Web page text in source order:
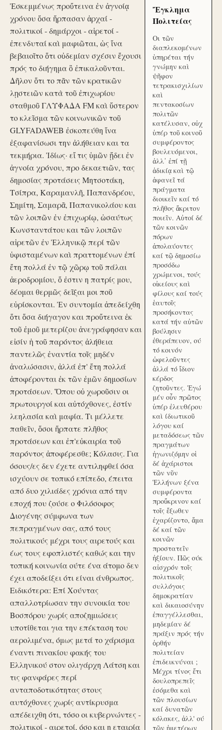
Ἐσκεμμένως προὔτεινα ἐν ἀγνοίᾳ
χρόνου ὅσα ἥρπασαν ἀρχαί -
πολιτικοί - δημάρχοι - αἱρετοί -
ἐπενδυταί καὶ μαφιῶται, ὡς ἵνα
βεβαιοῖτο ὅτι οὐδεμίαν σχέσιν ἔχουσι
πρός το διήγημα ὃ ἐπικαλοῦνται.
Δῆλον ὅτι το πᾶν τῶν κρατικῶν
λῃστειῶν κατὰ τοῦ ἐπιχωρίου
σταθμοῦ ΓΛΥΦΑΔΑ FM καὶ ὕστερον
το κλεῖσμα τῶν κοινωνικῶν τοῦ
GLYFADAWEB ἐσκοπεύθη ἵνα
ἐξαφανίσωσι την ἀλήθειαν και τα
τεκμήρια. Ἰδίως· εἴ τις ὑμῶν ᾔδει ἐν
ἀγνοία χρόνου, προ δεκαετιῶν, τας
δημοσίας προτάσεις Μητσοτάκη,
Τσίπρα, Καραμανλῆ, Παπανδρέου,
Σημίτη, Σαμαρᾶ, Παπανικολάου και
τῶν λοιπῶν ἐν ἐπιχωρίῳ, ὡσαύτως
Κωνσταντάτου και τῶν λοιπῶν
αἱρετῶν ἐν Ἑλληνικῷ περί τῶν
ὑφισταμένων καὶ πραττομένων ἐπί
ἔτη πολλά ἐν τῷ χῶρῳ τοῦ πάλαι
ἀεροδρομίου, ὅ ἐστιν η πατρίς μου,
δέομαι θερμῶς δεῖξαι μοι ποῦ
εὑρίσκονται. Ἐν συντομία ἀπεδείχθη
ὅτι ὅσα διήγαγον και προὔτεινα ἐκ
τοῦ ἐμοῦ μετερίζου ἀνεγράφησαν και
εἰσίν ἡ τοῦ παρόντος ἀλήθεια
παντελῶς ἐναντία τοῖς μηδέν
ἀναλώσασιν, ἀλλά ἐπ' ἔτη πολλά
ἀποφέρονται ἐκ τῶν ἐμῶν δημοσίων
προτάσεων. Ὅπου οὐ χωροῦσιν οι
πρωτουργοί και αὐτόχθονες, ἐστίν
λεηλασία καὶ μαφία. Τι μέλλετε
παθεῖν, ὅσοι ἥρπατε πλῆθος
προτάσεων και ἐπ'εὐκαιρία τοῦ
παρόντος ἀποφέρεσθε; Κόλασις. Για
όσους/ες δεν έχετε αντιληφθεί όσα
ισχύουν σε τοπικό επίπεδο, έπειτα
από δυο χιλιάδες χρόνια από την
εποχή που ζούσε ο Φιλόσοφος
Διογένης σύμφωνα των
πεπραγμένων σας, από τους
πολιτικούς μέχρι τους αιρετούς και
έως τους εφοπλιστές καθώς και την
τοπική κοινωνία ούτε ένα άτομο δεν
έχει αποδείξει ότι είναι άνθρωπος.
Ειδικότερα: Επί Χούντας
απαλλοτρίωσαν την συνοικία του
Βοσπόρου χωρίς αποζημιώσεις
υποτίθεται για την επέκταση του
αερολιμένα, όμως μετά το χάρισμα
έναντι πινακίου φακής του
Ελληνικού στον ολιγάρχη Λάτση και
τις φανφάρες περί
ανταποδοτικότητας στους
αυτόχθονες χωρίς αντίκρυσμα
απέδειχθη ότι, τόσο οι κυβερνώντες -
πολιτικοί - αιρετοί, όσο και η εταιρία
Ἔγκλημα
Πολιτείας
Οι τῶν
διαπλεκομένων
ὑπηρέται τήν
γνώμην καὶ
ψῆφον
τετρακισχιλίων
καὶ
πεντακοσίων
πολιτῶν
κατέλυσαν, οὐχ
ὑπέρ τοῦ κοινοῦ
συμφέροντος
βουλευόμενοι,
ἀλλ᾽ ἐπί τῇ
ἀδικίᾳ καὶ τῷ
ἀφανεῖ τά
πράγματα
διοικεῖν καί τό
πλῆθος ἄκριτον
ποιεῖν. Αὐτοί δέ
τῶν κοινῶν
πόρων
ἀπολαύοντες
καί τῷ δημοσίω
προσόδω
χρώμενοι, τούς
οἰκείους καὶ
φίλους καί τούς
ἑαυτοῖς
προσήκοντας
κατά τήν αὑτῶν
βούλησιν
ἐθεράπευον, ού
τό κοινόν
ὠφελοῦντες
ἀλλά τό ἴδιον
κέρδος
ζητοῦντες. Ἐγώ
μέν οὖν πρῶτος
ὑπέρ ἐλευθέρου
καὶ ίδιωτικοῦ
λόγου καί
μεταδόσεως τῶν
πραγμάτων
ἠγωνιζόμην οἱ
δέ ἀχάριστοι
τῶν νῦν
Ἑλλήνων ξένα
συμφέροντα
προὔκρινον καί
τοῖς ἔξωθεν
ἐχαρίζοντο, ἅμα
δέ καί τῶν
κοινῶν
προστατεῖν
ἠξίουν. Πῶς ούκ
αἰσχρόν τοῖς
πολιτικοῖς
συλλόγοις
δημοκρατίαν
καὶ δικαιοσύνην
ἐπαγγέλλεσθαι,
μηδεμίαν δέ
πράξιν πρός τήν
ὀρθήν
πολιτείαν
ἐπιδεικνύναι ;
Μέχρι τίνος ἔτι
δουλοπρεπεῖς
ἐσόμεθα καὶ
τῶν πλουσίων
καί δυνατῶν
κόλακες, ἀλλ' ού
τῶν ἡμετέρων